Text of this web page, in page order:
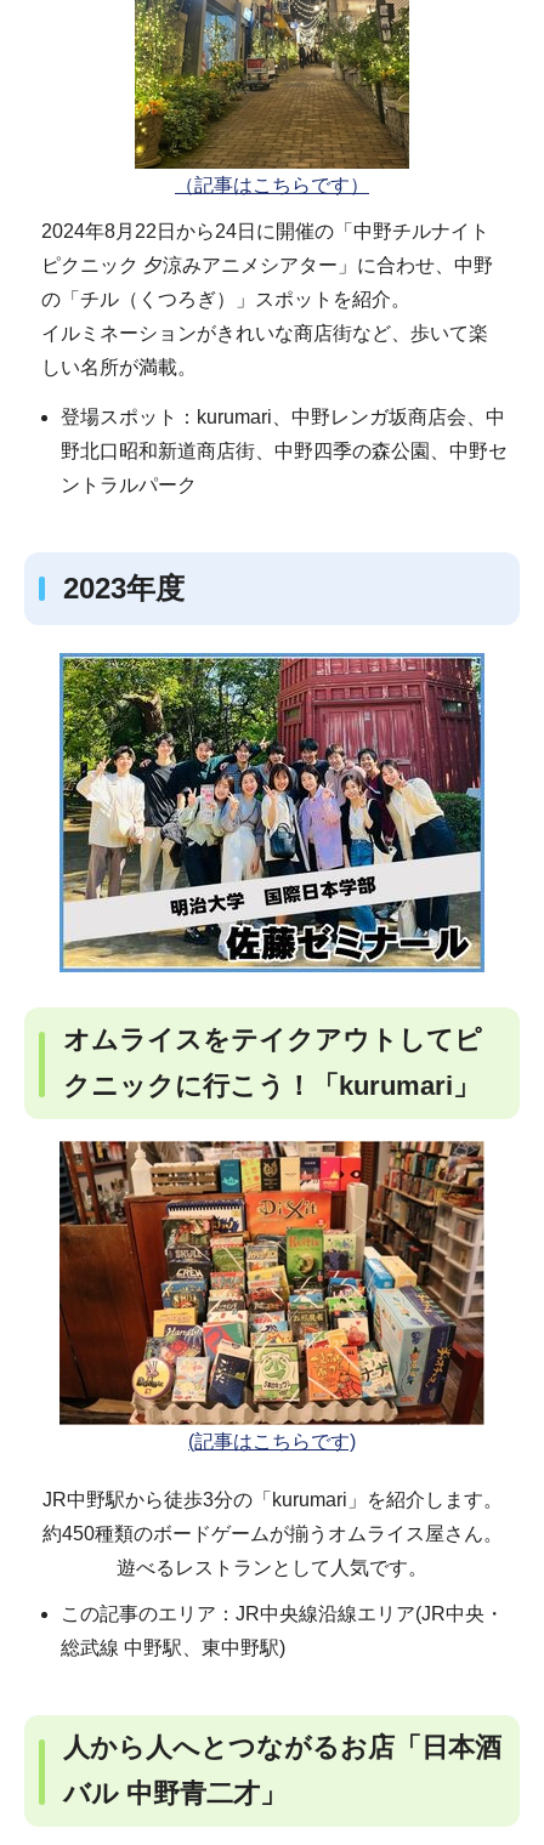
（記事はこちらです）
2024年8月22日から24日に開催の「中野チルナイト
ピクニック 夕涼みアニメシアター」に合わせ、中野
の「チル（くつろぎ）」スポットを紹介。
イルミネーションがきれいな商店街など、歩いて楽
しい名所が満載。
登場スポット：kurumari、中野レンガ坂商店会、中
野北口昭和新道商店街、中野四季の森公園、中野セ
ントラルパーク
2023年度
オムライスをテイクアウトしてピ
クニックに行こう！「kurumari」
(記事はこちらです)
JR中野駅から徒歩3分の「kurumari」を紹介します。
約450種類のボードゲームが揃うオムライス屋さん。
遊べるレストランとして人気です。
この記事のエリア：JR中央線沿線エリア(JR中央・
総武線 中野駅、東中野駅)
人から人へとつながるお店「日本酒
バル 中野青二才」